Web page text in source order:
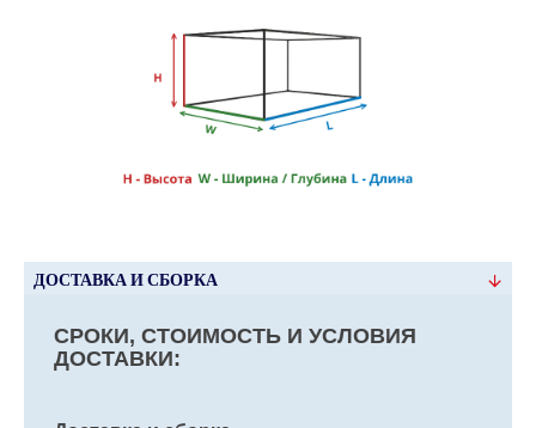
ДОСТАВКА И СБОРКА
СРОКИ, СТОИМОСТЬ И УСЛОВИЯ
ДОСТАВКИ: